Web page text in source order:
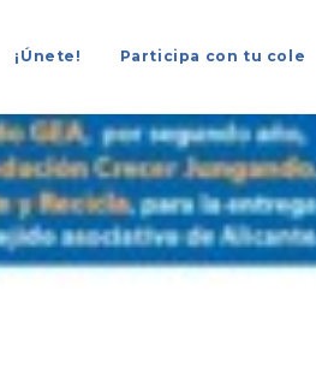
¡Únete! Participa con tu cole